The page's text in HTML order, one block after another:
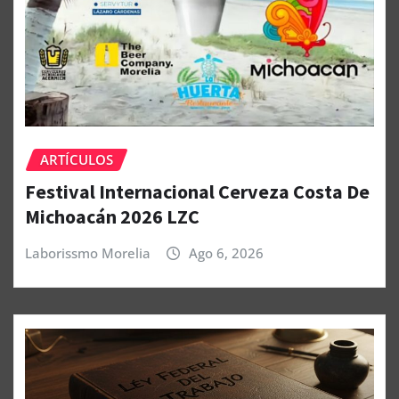
ARTÍCULOS
Festival Internacional Cerveza Costa De
Michoacán 2026 LZC
Laborissmo Morelia Ago 6, 2026